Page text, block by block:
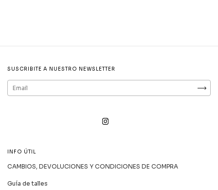
SUSCRIBITE A NUESTRO NEWSLETTER
INFO ÚTIL
CAMBIOS, DEVOLUCIONES Y CONDICIONES DE COMPRA
Guía de talles